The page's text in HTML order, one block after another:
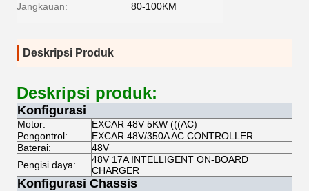
Jangkauan: 80-100KM
Deskripsi Produk
Deskripsi produk:
Konfigurasi
Motor:
EXCAR 48V 5KW (((AC)
Pengontrol:
EXCAR 48V/350A AC CONTROLLER
Baterai:
48V
Pengisi daya:
48V 17A INTELLIGENT ON-BOARD
CHARGER
Konfigurasi Chassis